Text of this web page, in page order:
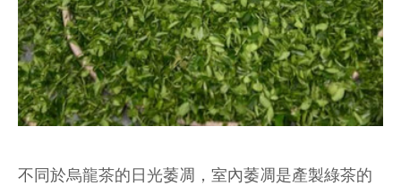
不同於烏龍茶的日光萎凋，室內萎凋是產製綠茶的